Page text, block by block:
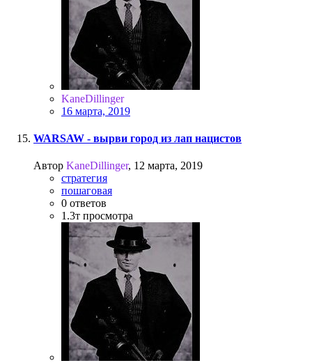
KaneDillinger
16 марта, 2019
WARSAW - вырви город из лап нацистов
Автор KaneDillinger, 12 марта, 2019
стратегия
пошаговая
0 ответов
1.3т просмотра